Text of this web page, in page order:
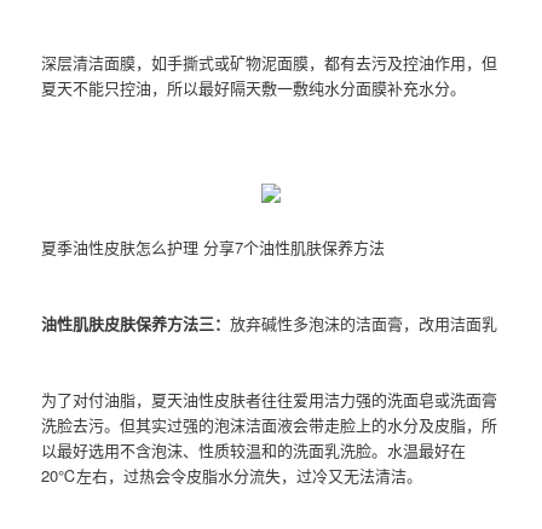
深层清洁面膜，如手撕式或矿物泥面膜，都有去污及控油作用，但
夏天不能只控油，所以最好隔天敷一敷纯水分面膜补充水分。
夏季油性皮肤怎么护理 分享7个油性肌肤保养方法
油性肌肤皮肤保养方法三：放弃碱性多泡沫的洁面膏，改用洁面乳
为了对付油脂，夏天油性皮肤者往往爱用洁力强的洗面皂或洗面膏
洗脸去污。但其实过强的泡沫洁面液会带走脸上的水分及皮脂，所
以最好选用不含泡沫、性质较温和的洗面乳洗脸。水温最好在
20℃左右，过热会令皮脂水分流失，过冷又无法清洁。